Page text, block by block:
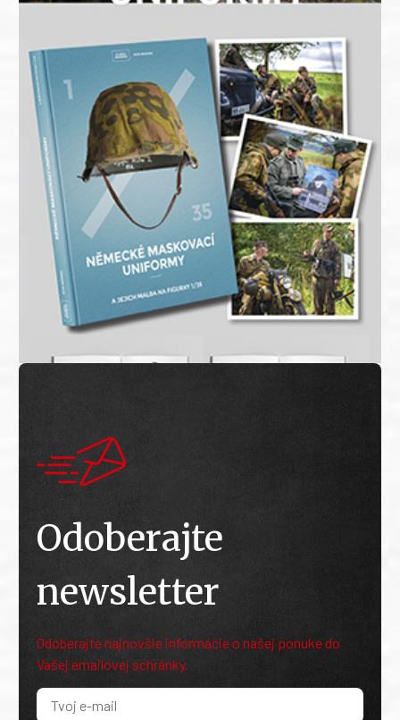
Odoberajte
newsletter
Odoberajte najnovšie informácie o našej ponuke do
Vašej emailovej schránky.